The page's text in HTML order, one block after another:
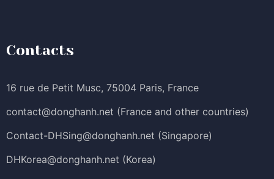
Contacts
16 rue de Petit Musc, 75004 Paris, France
contact@donghanh.net (France and other countries)
Contact-DHSing@donghanh.net (Singapore)
DHKorea@donghanh.net (Korea)